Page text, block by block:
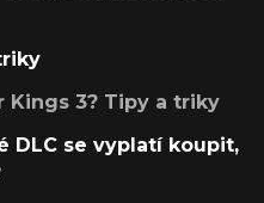
Kings 3? Tipy a triky
DLC se vyplatí koupit,